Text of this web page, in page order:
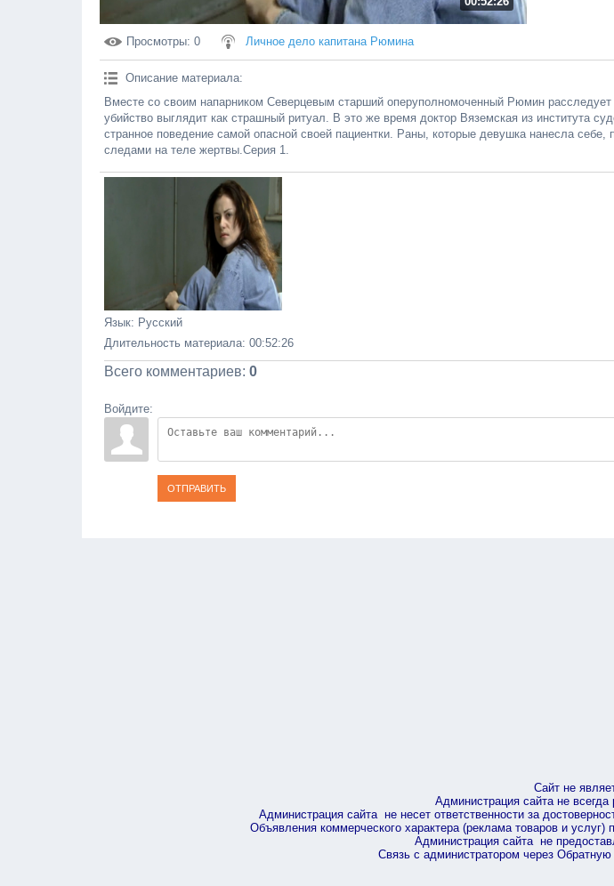
Просмотры: 0 Личное дело капитана Рюмина
Описание материала:
Вместе со своим напарником Северцевым старший оперуполномоченный Рюмин
убийство выглядит как страшный ритуал. В это же время доктор Вяземская из института
странное поведение самой опасной своей пациентки. Раны, которые девушка нанесла
следами на теле жертвы.Серия 1.
Язык: Русский
Длительность материала: 00:52:26
Всего комментариев: 0
Войдите:
ОТПРАВИТЬ
Сайт не
Администрация сайта не
Администрация сайта не несет ответственности за
Объявления коммерческого характера (реклама товаров и услуг)
Администрация сайта не
Связь с администратором через